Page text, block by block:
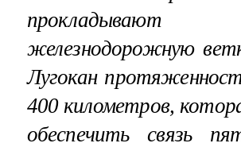
прокладывают
железнодорожную
Лугокан
400 километров,
обеспечить связь